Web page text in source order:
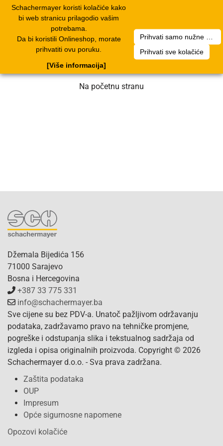
Schachermayer koristi kolačiće kako
bi web stranicu prilagodio vašim
potrebama.
Da bi koristili Onlineshop, morate
prihvatiti ovu poruku.
Prihvati sve kolačiće
[Više informacija]
Nažalost, došlo je do greške. Naš tim
radi na rješenju. Molimo za strpljenje.
Na početnu stranu
Džemala Bijedića 156
71000 Sarajevo
Bosna i Hercegovina
+387 33 775 331
info@schachermayer.ba
Sve cijene su bez PDV-a. Unatoč pažljivom održavanju
podataka, zadržavamo pravo na tehničke promjene,
pogreške i odstupanja slika i tekstualnog sadržaja od
izgleda i opisa originalnih proizvoda. Copyright © 2026
Schachermayer d.o.o. - Sva prava zadržana.
Zaštita podataka
OUP
Impresum
Opće sigurnosne napomene
Opozovi kolačiće